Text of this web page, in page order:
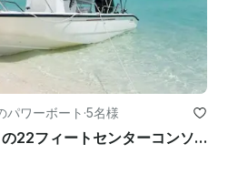
パワーボート ·5名様
リーワードセトルメントの22フィートセンターコンソールボストンホエーラードーントレスレンタル